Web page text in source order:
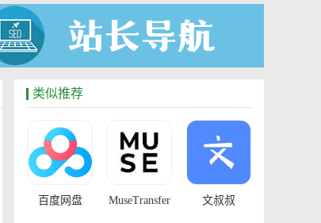
类似推荐
百度网盘 MuseTransfer 文叔叔